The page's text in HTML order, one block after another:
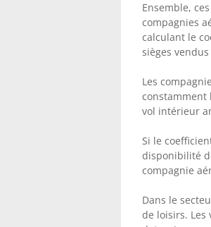
Ensemble,
compagnies
calculant le
sièges
Les
constamment
vol intérieur
Si le
disponibilité
compagnie
Dans le
de loisirs. Les